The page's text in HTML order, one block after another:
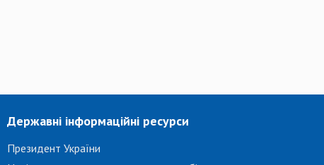
Державні інформаційні ресурси
Президент України